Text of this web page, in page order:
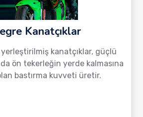
Kanatçıklar
kanatçıklar, güçlü
ön tekerleğin yerde kalmasına
bastırma kuvveti üretir.